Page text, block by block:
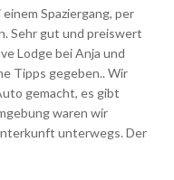
Spaziergang, per
Sehr gut und preiswert
Lodge bei Anja und
Tipps gegeben.. Wir
gemacht, es gibt
waren wir
unterwegs. Der